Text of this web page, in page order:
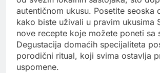
autentičnom ukusu. Posetite seoska
kako biste uživali u pravim ukusima
nove recepte koje možete poneti sa
Degustacija domaćih specijaliteta
porodični ritual, koji svima ostavlja
uspomene.